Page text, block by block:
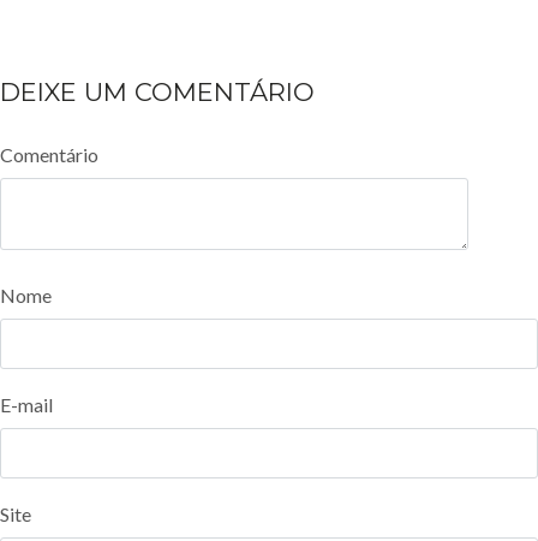
DEIXE UM COMENTÁRIO
Comentário
Nome
E-mail
Site